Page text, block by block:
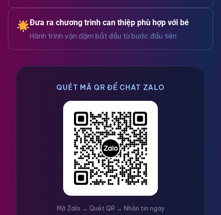
Đưa ra chương trình can thiệp phù hợp với bé
Hành trình vặn dặm bắt đầu từ bước đầu tiên
QUÉT MÃ QR ĐỂ CHAT ZALO
Mở Zalo → Quét QR → Nhắn tin ngay